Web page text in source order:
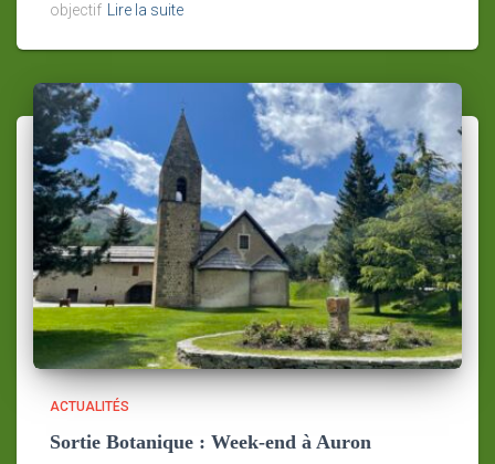
objectif Lire la suite
ACTUALITÉS
Sortie Botanique : Week-end à Auron